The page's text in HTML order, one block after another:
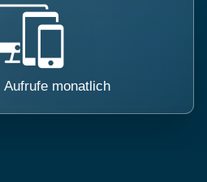
Aufrufe monatlich